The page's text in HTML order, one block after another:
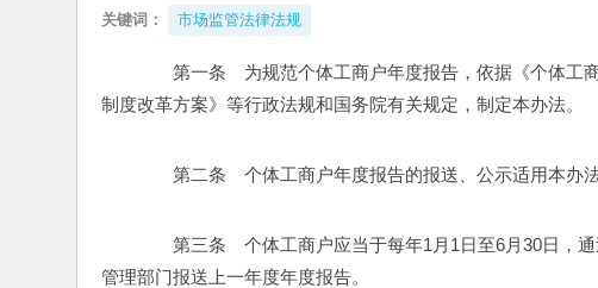
关键词： 市场监管法律法规
第一条　为规范个体工商户年度报告，依据《个体工
制度改革方案》等行政法规和国务院有关规定，制定本办法。
第二条　个体工商户年度报告的报送、公示适用本办
第三条　个体工商户应当于每年1月1日至6月30日，通
管理部门报送上一年度年度报告。